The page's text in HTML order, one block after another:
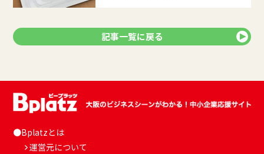
記事一覧に戻る
●Bplatzとは
運営元について